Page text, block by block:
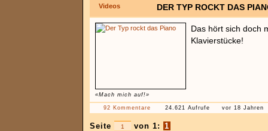
Videos DER TYP ROCKT DAS
«Mach mich auf!»
Das hört sich doch
Klavierstücke!
92 Kommentare 24.621 Aufrufe vor 18 Jahren
Seite von 1: 1